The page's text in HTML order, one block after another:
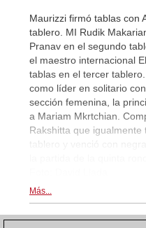
Maurizzi firmó tablas con
tablero. MI Rudik
Pranav en el segundo
el maestro internacional
tablas en el tercer
como líder en solitario
sección femenina, la
a Mariam Mkrtchian.
Rakshitta que
tablero y venció con
Más...